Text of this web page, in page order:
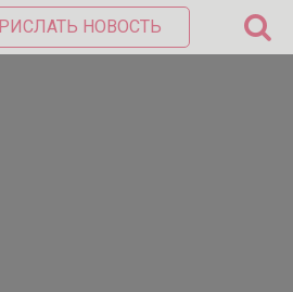
ПРИСЛАТЬ НОВОСТЬ